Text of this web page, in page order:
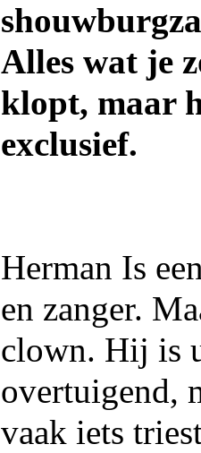
Alles wat je
klopt, maar
exclusief.
Herman Is
en zanger.
clown. Hij is
overtuigend,
vaak iets